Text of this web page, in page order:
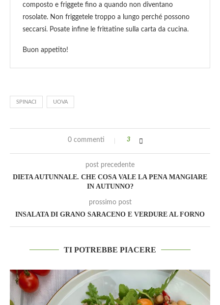
composto e friggete fino a quando non diventano
rosolate. Non friggetele troppo a lungo perché possono
seccarsi. Posate infine le frittatine sulla carta da cucina.
Buon appetito!
SPINACI UOVA
0 commenti 3
post precedente
DIETA AUTUNNALE. CHE COSA VALE LA PENA MANGIARE
IN AUTUNNO?
prossimo post
INSALATA DI GRANO SARACENO E VERDURE AL FORNO
TI POTREBBE PIACERE